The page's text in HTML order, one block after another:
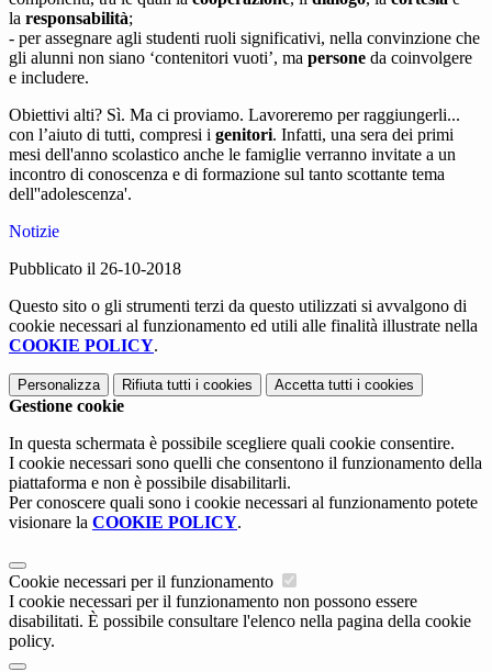
la responsabilità;
- per assegnare agli studenti ruoli significativi, nella convinzione che
gli alunni non siano ‘contenitori vuoti’, ma persone da coinvolgere
e includere.
Obiettivi alti? Sì. Ma ci proviamo. Lavoreremo per raggiungerli...
con l’aiuto di tutti, compresi i genitori. Infatti, una sera dei primi
mesi dell'anno scolastico anche le famiglie verranno invitate a un
incontro di conoscenza e di formazione sul tanto scottante tema
dell''adolescenza'.
Notizie
Pubblicato il 26-10-2018
Questo sito o gli strumenti terzi da questo utilizzati si avvalgono di
cookie necessari al funzionamento ed utili alle finalità illustrate nella
COOKIE POLICY.
Personalizza Rifiuta tutti i cookies Accetta tutti i cookies
Gestione cookie
In questa schermata è possibile scegliere quali cookie consentire.
I cookie necessari sono quelli che consentono il funzionamento della
piattaforma e non è possibile disabilitarli.
Per conoscere quali sono i cookie necessari al funzionamento potete
visionare la COOKIE POLICY.
Cookie necessari per il funzionamento
I cookie necessari per il funzionamento non possono essere
disabilitati. È possibile consultare l'elenco nella pagina della cookie
policy.